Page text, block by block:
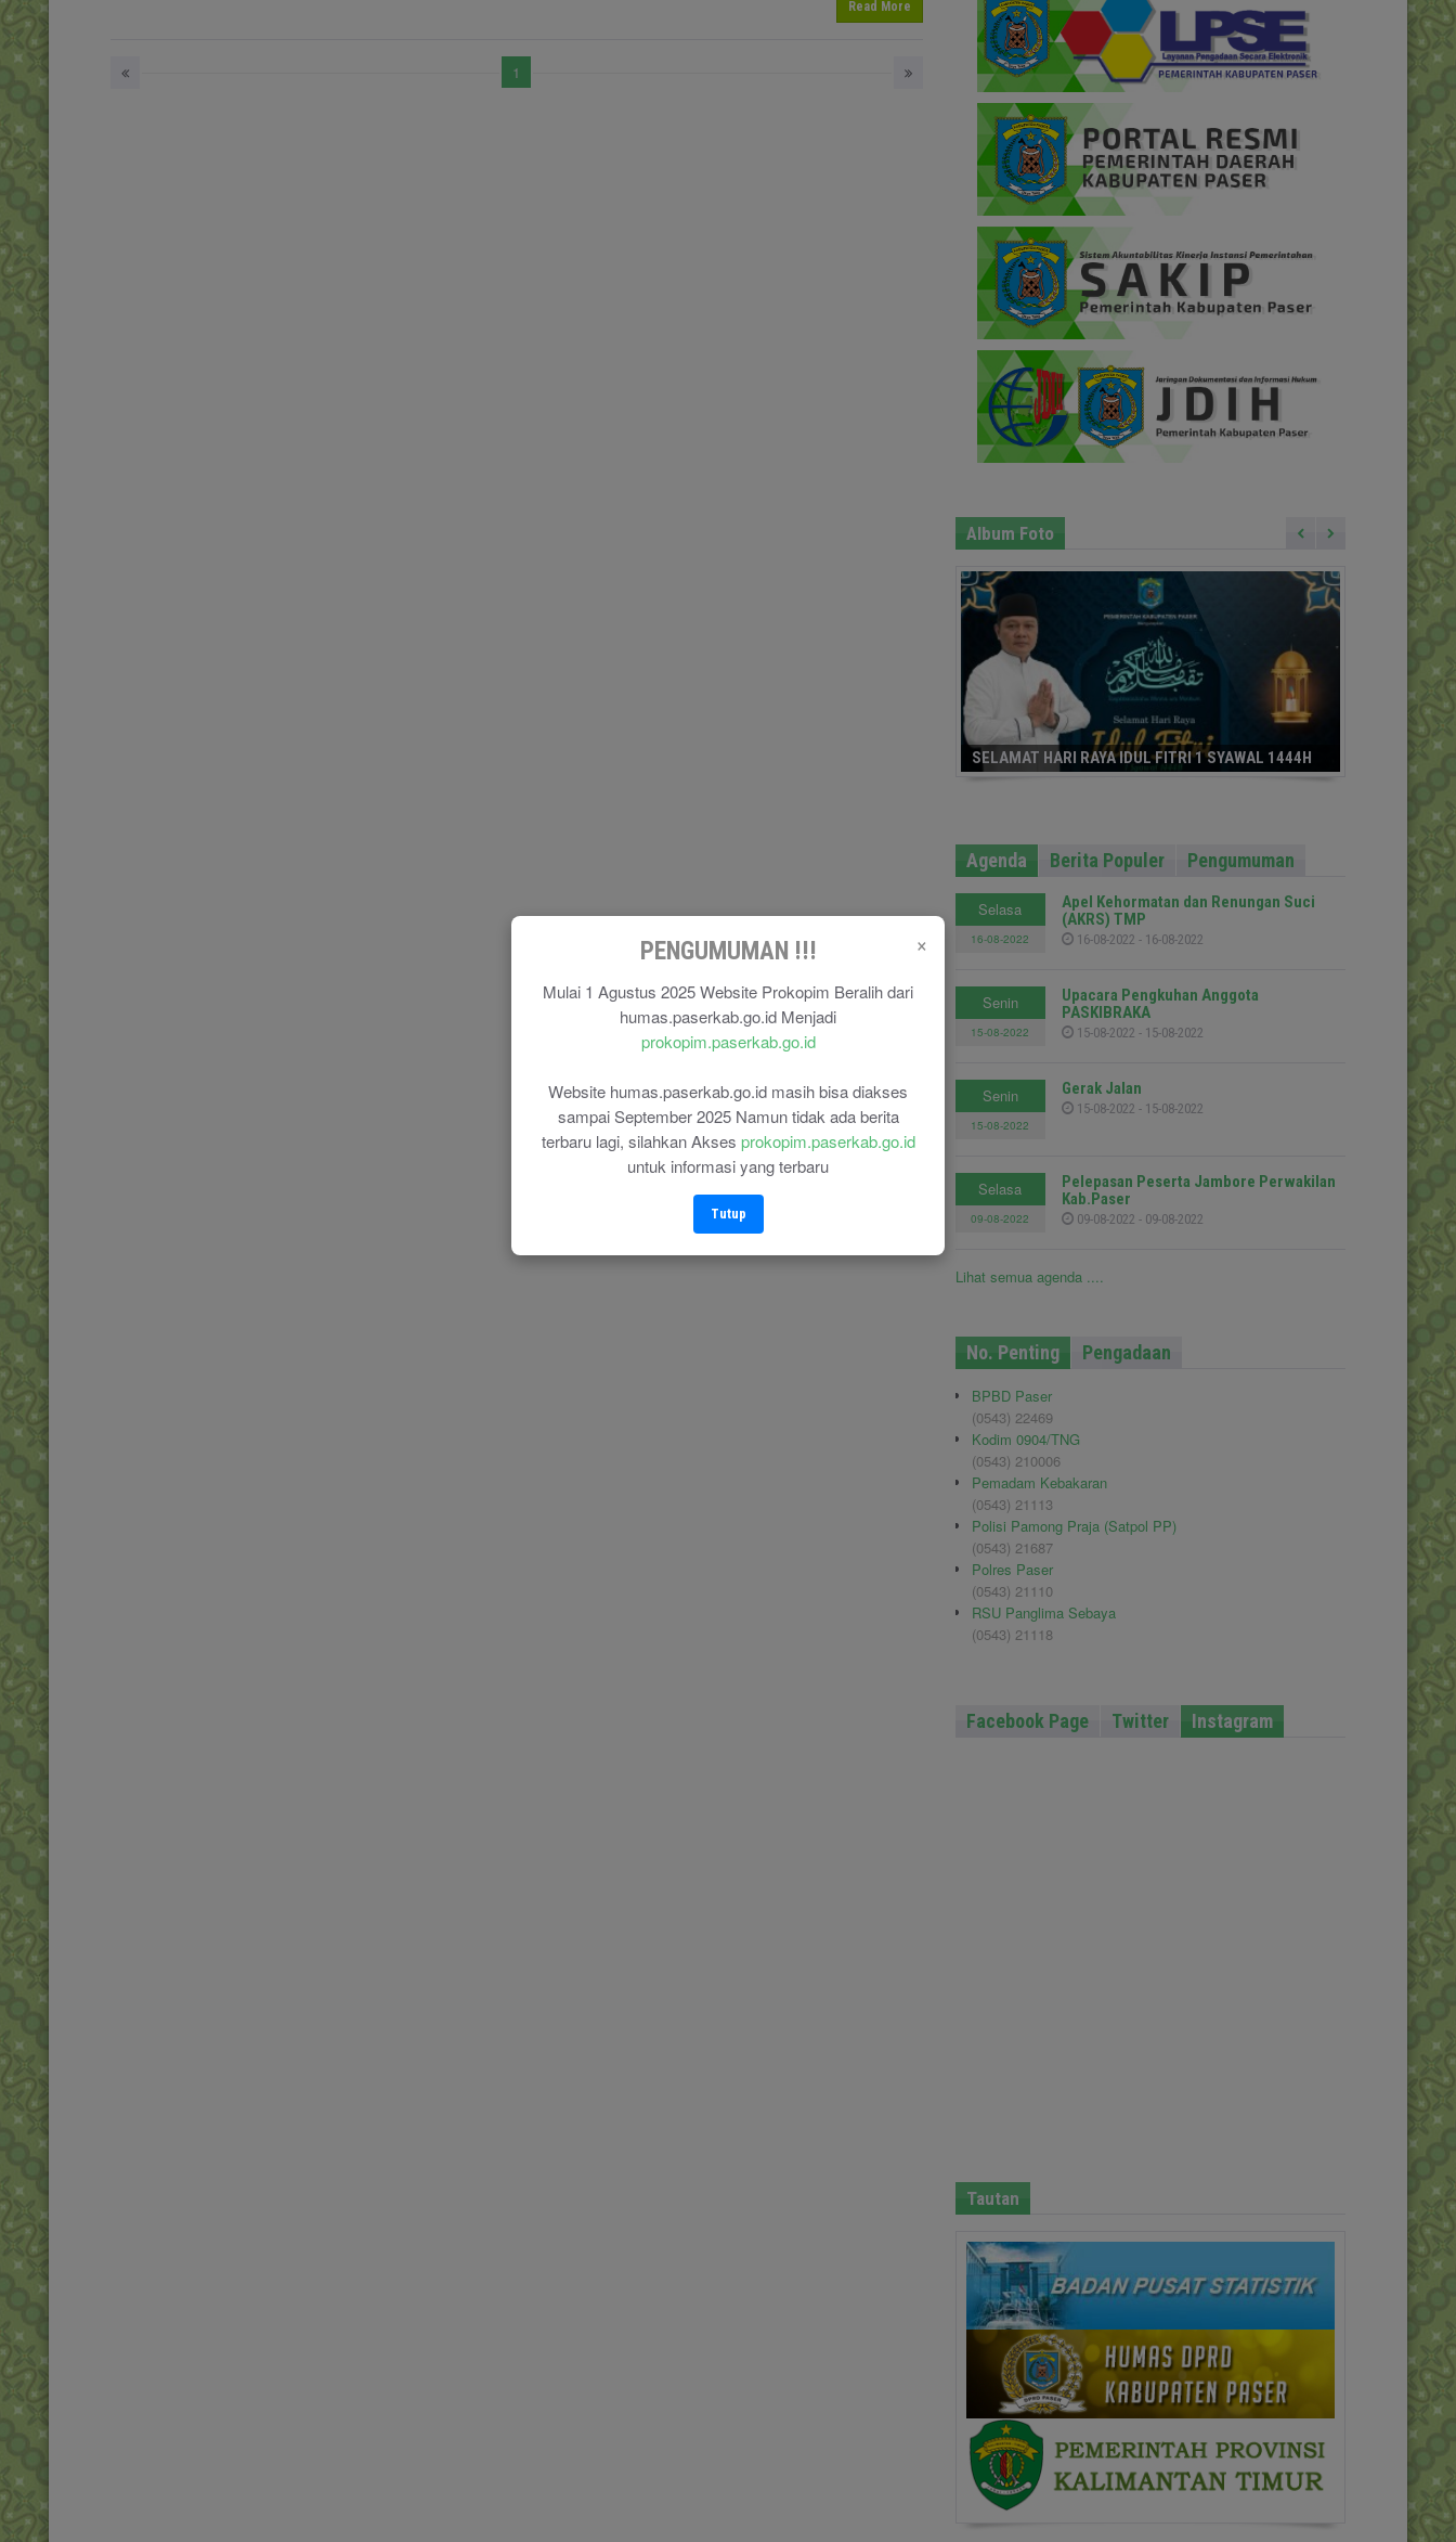
×
PENGUMUMAN !!!
Mulai 1 Agustus 2025 Website Prokopim Beralih dari
humas.paserkab.go.id Menjadi
prokopim.paserkab.go.id
Website humas.paserkab.go.id masih bisa diakses
sampai September 2025 Namun tidak ada berita
terbaru lagi, silahkan Akses prokopim.paserkab.go.id
untuk informasi yang terbaru
Tutup
Read More
1
Album Foto
SELAMAT HARI RAYA IDUL FITRI 1 SYAWAL 1444H
Agenda Berita Populer Pengumuman
Selasa
16-08-2022
Apel Kehormatan dan Renungan Suci
(AKRS) TMP
16-08-2022 - 16-08-2022
Senin
15-08-2022
Upacara Pengkuhan Anggota
PASKIBRAKA
15-08-2022 - 15-08-2022
Senin
15-08-2022
Gerak Jalan
15-08-2022 - 15-08-2022
Selasa
09-08-2022
Pelepasan Peserta Jambore Perwakilan
Kab.Paser
09-08-2022 - 09-08-2022
Lihat semua agenda ....
No. Penting Pengadaan
BPBD Paser
(0543) 22469
Kodim 0904/TNG
(0543) 210006
Pemadam Kebakaran
(0543) 21113
Polisi Pamong Praja (Satpol PP)
(0543) 21687
Polres Paser
(0543) 21110
RSU Panglima Sebaya
(0543) 21118
Facebook Page Twitter Instagram
Tautan